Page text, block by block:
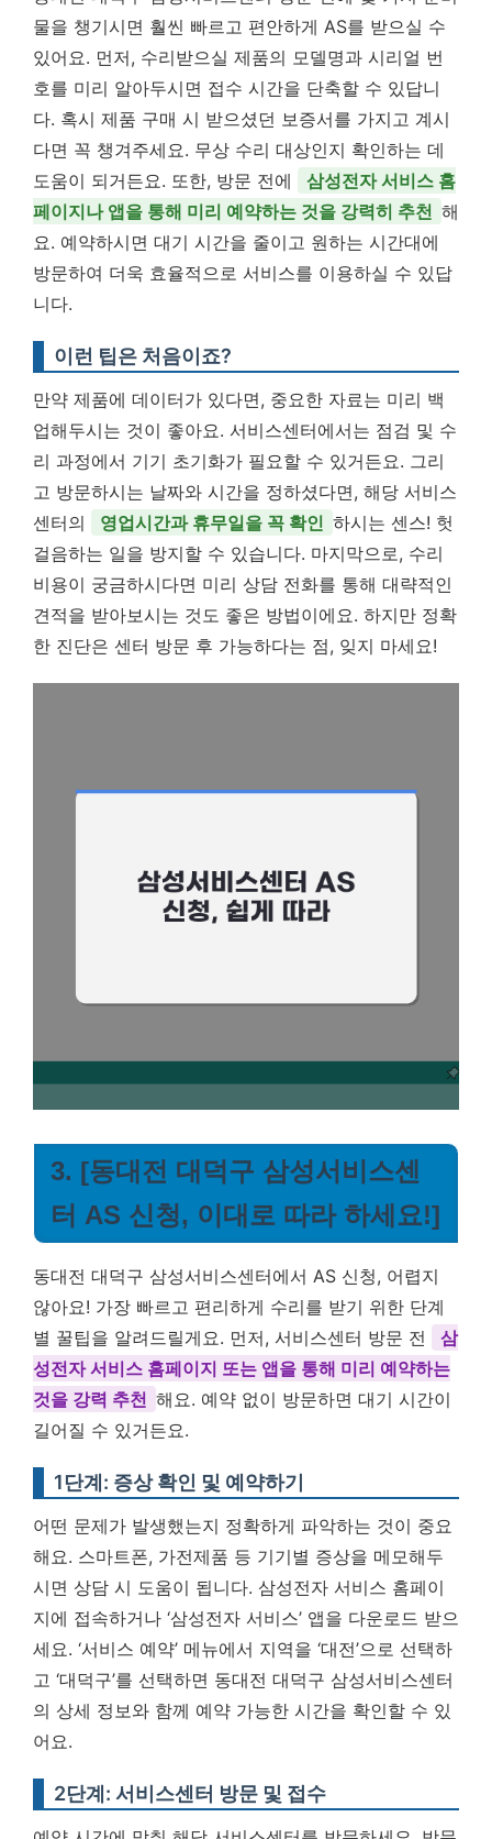
물을 챙기시면 훨씬 빠르고 편안하게 AS를 받으실 수
있어요. 먼저, 수리받으실 제품의 모델명과 시리얼 번
호를 미리 알아두시면 접수 시간을 단축할 수 있답니
다. 혹시 제품 구매 시 받으셨던 보증서를 가지고 계시
다면 꼭 챙겨주세요. 무상 수리 대상인지 확인하는 데
도움이 되거든요. 또한, 방문 전에
삼성전자 서비스 홈
페이지나 앱을 통해 미리 예약하는 것을 강력히 추천 해
요. 예약하시면 대기 시간을 줄이고 원하는 시간대에
방문하여 더욱 효율적으로 서비스를 이용하실 수 있답
니다.
이런 팁은 처음이죠?
만약 제품에 데이터가 있다면, 중요한 자료는 미리 백
업해두시는 것이 좋아요. 서비스센터에서는 점검 및 수
리 과정에서 기기 초기화가 필요할 수 있거든요. 그리
고 방문하시는 날짜와 시간을 정하셨다면, 해당 서비스
센터의
영업시간과 휴무일을 꼭 확인 하시는 센스! 헛
걸음하는 일을 방지할 수 있습니다. 마지막으로, 수리
비용이 궁금하시다면 미리 상담 전화를 통해 대략적인
견적을 받아보시는 것도 좋은 방법이에요. 하지만 정확
한 진단은 센터 방문 후 가능하다는 점, 잊지 마세요!
3. [동대전 대덕구 삼성서비스센
터 AS 신청, 이대로 따라 하세요!]
동대전 대덕구 삼성서비스센터에서 AS 신청, 어렵지
않아요! 가장 빠르고 편리하게 수리를 받기 위한 단계
별 꿀팁을 알려드릴게요. 먼저, 서비스센터 방문 전
삼
성전자 서비스 홈페이지 또는 앱을 통해 미리 예약하는
것을 강력 추천 해요. 예약 없이 방문하면 대기 시간이
길어질 수 있거든요.
1단계: 증상 확인 및 예약하기
어떤 문제가 발생했는지 정확하게 파악하는 것이 중요
해요. 스마트폰, 가전제품 등 기기별 증상을 메모해두
시면 상담 시 도움이 됩니다. 삼성전자 서비스 홈페이
지에 접속하거나 ‘삼성전자 서비스’ 앱을 다운로드 받으
세요. ‘서비스 예약’ 메뉴에서 지역을 ‘대전’으로 선택하
고 ‘대덕구’를 선택하면 동대전 대덕구 삼성서비스센터
의 상세 정보와 함께 예약 가능한 시간을 확인할 수 있
어요.
2단계: 서비스센터 방문 및 접수